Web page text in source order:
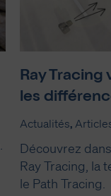
Ray Tracing
les
Actualités,
Découvrez
Ray Tracing, la
le Path Tracing.